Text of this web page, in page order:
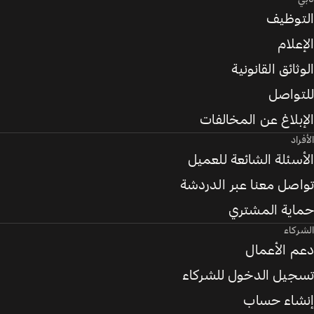
التوظيف
الإعلام
الوثائق القانونية
للتواصل
الإبلاغ عن المخالفات
الأفراد
الأسئلة الشائعة للعميل
تواصل معنا عبر الدردشة
حماية المشتري
الشركاء
دعم الأعمال
تسجيل الدخول للشركاء
إنشاء حساب